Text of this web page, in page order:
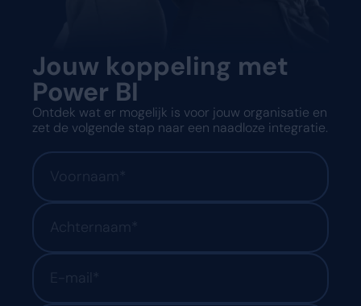
Jouw koppeling met
Power BI
Ontdek wat er mogelijk is voor jouw organisatie en
zet de volgende stap naar een naadloze integratie.